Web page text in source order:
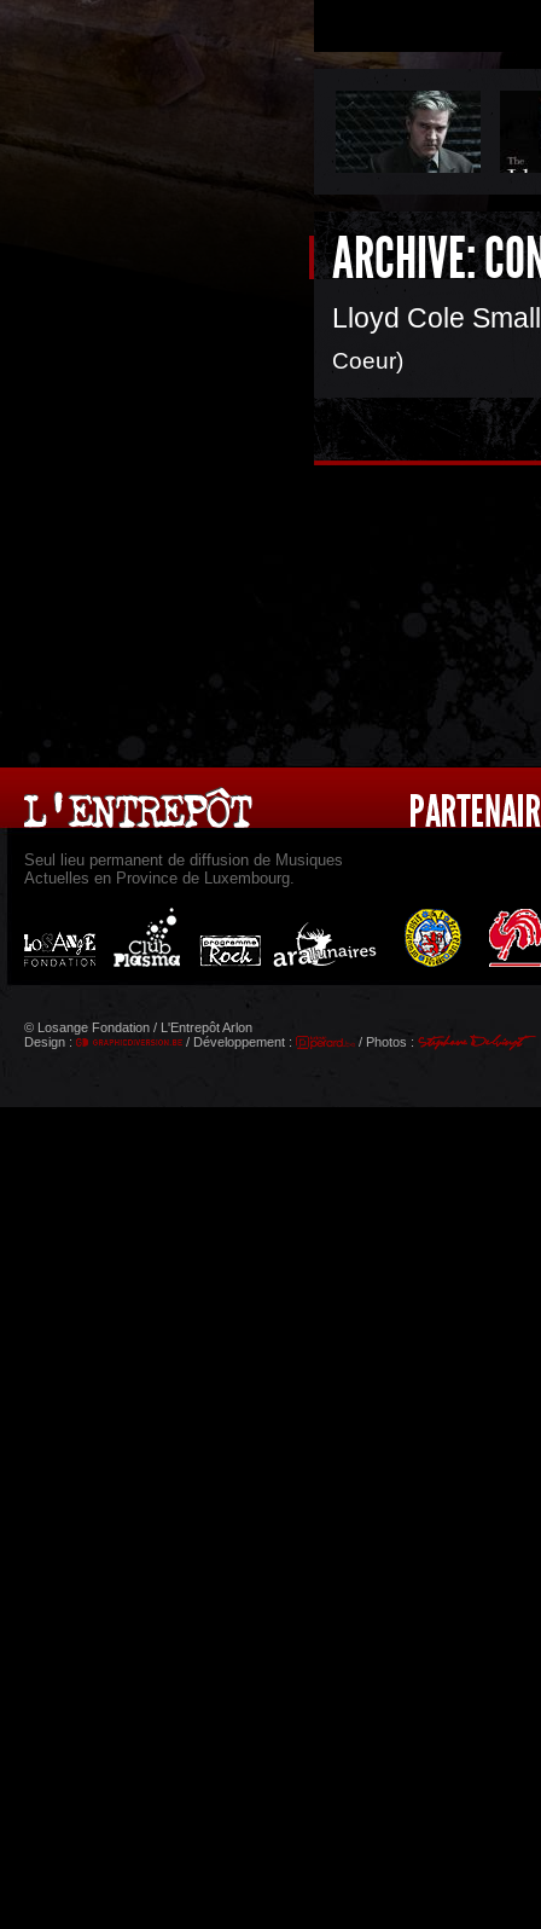
ARCHIVE:
Lloyd Cole
Coeur)
Seul lieu permanent de diffusion de Musiques
Actuelles en Province de Luxembourg.
© Losange Fondation / L'Entrepôt Arlon
Design :
/ Développement : / Photos :